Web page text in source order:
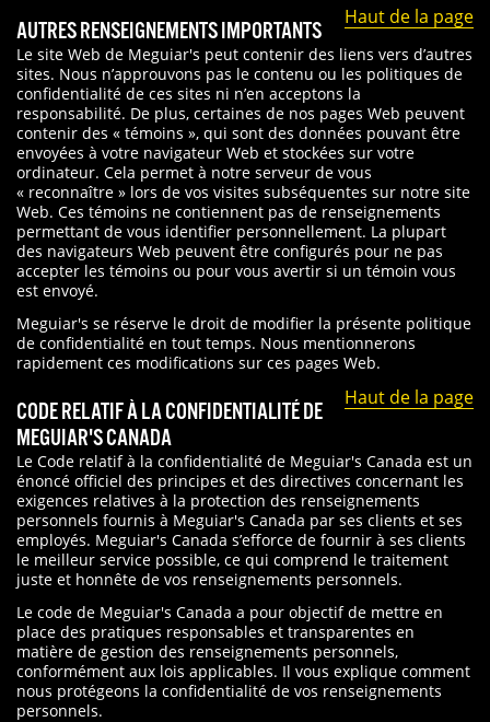
Haut de la page
AUTRES RENSEIGNEMENTS IMPORTANTS
Le site Web de Meguiar's peut contenir des liens vers d’autres
sites. Nous n’approuvons pas le contenu ou les politiques de
confidentialité de ces sites ni n’en acceptons la
responsabilité. De plus, certaines de nos pages Web peuvent
contenir des « témoins », qui sont des données pouvant être
envoyées à votre navigateur Web et stockées sur votre
ordinateur. Cela permet à notre serveur de vous
« reconnaître » lors de vos visites subséquentes sur notre site
Web. Ces témoins ne contiennent pas de renseignements
permettant de vous identifier personnellement. La plupart
des navigateurs Web peuvent être configurés pour ne pas
accepter les témoins ou pour vous avertir si un témoin vous
est envoyé.
Meguiar's se réserve le droit de modifier la présente politique
de confidentialité en tout temps. Nous mentionnerons
rapidement ces modifications sur ces pages Web.
Haut de la page
CODE RELATIF À LA CONFIDENTIALITÉ DE
MEGUIAR'S CANADA
Le Code relatif à la confidentialité de Meguiar's Canada est un
énoncé officiel des principes et des directives concernant les
exigences relatives à la protection des renseignements
personnels fournis à Meguiar's Canada par ses clients et ses
employés. Meguiar's Canada s’efforce de fournir à ses clients
le meilleur service possible, ce qui comprend le traitement
juste et honnête de vos renseignements personnels.
Le code de Meguiar's Canada a pour objectif de mettre en
place des pratiques responsables et transparentes en
matière de gestion des renseignements personnels,
conformément aux lois applicables. Il vous explique comment
nous protégeons la confidentialité de vos renseignements
personnels.